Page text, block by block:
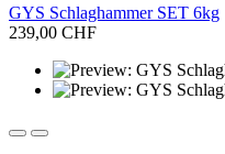
GYS Schlaghammer SET 6kg
239,00 CHF